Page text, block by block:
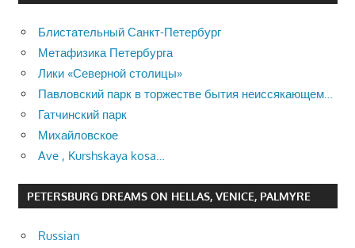
Блистательный Санкт-Петербург
Метафизика Петербурга
Лики «Северной столицы»
Павловский парк в торжестве бытия неиссякающем…
Гатчинский парк
Михайловское
Ave , Kurshskaya kosa…
PETERSBURG DREAMS ON HELLAS, VENICE, PALMYRE
Russian